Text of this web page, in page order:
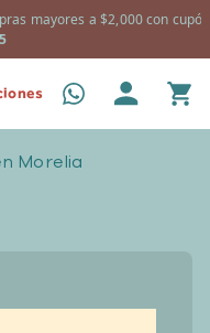
con cupón:
+
Morelia